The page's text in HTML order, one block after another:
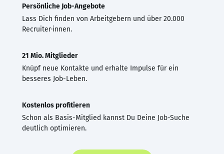
Persönliche Job-Angebote
Lass Dich finden von Arbeitgebern und über 20.000
Recruiter·innen.
21 Mio. Mitglieder
Knüpf neue Kontakte und erhalte Impulse für ein
besseres Job-Leben.
Kostenlos profitieren
Schon als Basis-Mitglied kannst Du Deine Job-Suche
deutlich optimieren.